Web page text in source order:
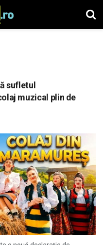
sufletul
muzical plin de